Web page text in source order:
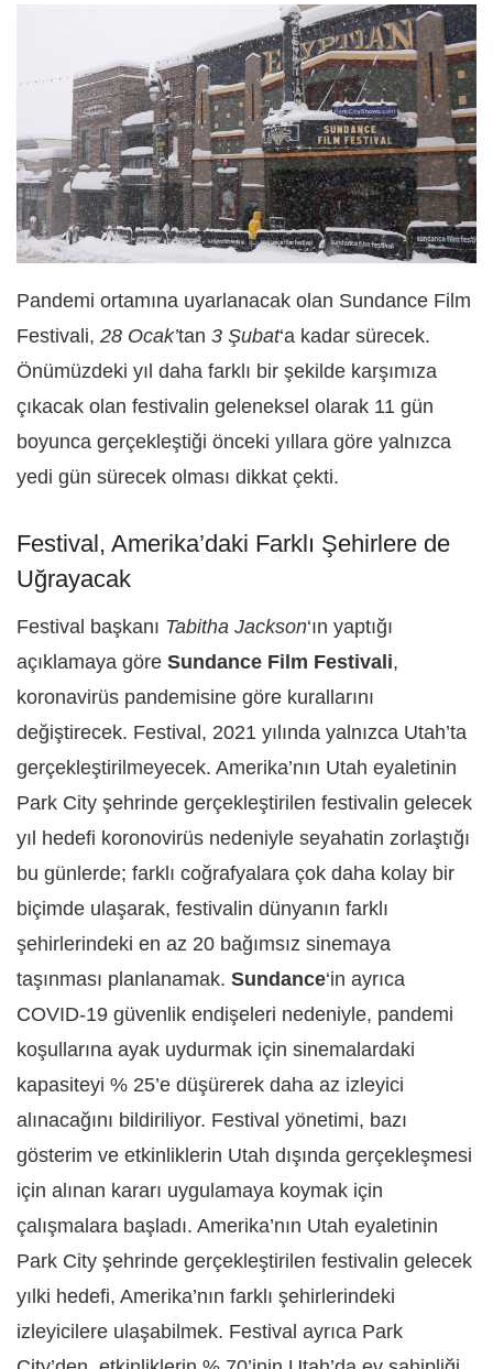
Pandemi ortamına uyarlanacak olan Sundance Film
Festivali, 28 Ocak’tan 3 Şubat‘a kadar sürecek.
Önümüzdeki yıl daha farklı bir şekilde karşımıza
çıkacak olan festivalin geleneksel olarak 11 gün
boyunca gerçekleştiği önceki yıllara göre yalnızca
yedi gün sürecek olması dikkat çekti.
Festival, Amerika’daki Farklı Şehirlere de
Uğrayacak
Festival başkanı Tabitha Jackson‘ın yaptığı
açıklamaya göre Sundance Film Festivali,
koronavirüs pandemisine göre kurallarını
değiştirecek. Festival, 2021 yılında yalnızca Utah’ta
gerçekleştirilmeyecek. Amerika’nın Utah eyaletinin
Park City şehrinde gerçekleştirilen festivalin gelecek
yıl hedefi koronovirüs nedeniyle seyahatin zorlaştığı
bu günlerde; farklı coğrafyalara çok daha kolay bir
biçimde ulaşarak, festivalin dünyanın farklı
şehirlerindeki en az 20 bağımsız sinemaya
taşınması planlanamak. Sundance‘in ayrıca
COVID-19 güvenlik endişeleri nedeniyle, pandemi
koşullarına ayak uydurmak için sinemalardaki
kapasiteyi % 25’e düşürerek daha az izleyici
alınacağını bildiriliyor. Festival yönetimi, bazı
gösterim ve etkinliklerin Utah dışında gerçekleşmesi
için alınan kararı uygulamaya koymak için
çalışmalara başladı. Amerika’nın Utah eyaletinin
Park City şehrinde gerçekleştirilen festivalin gelecek
yılki hedefi, Amerika’nın farklı şehirlerindeki
izleyicilere ulaşabilmek. Festival ayrıca Park